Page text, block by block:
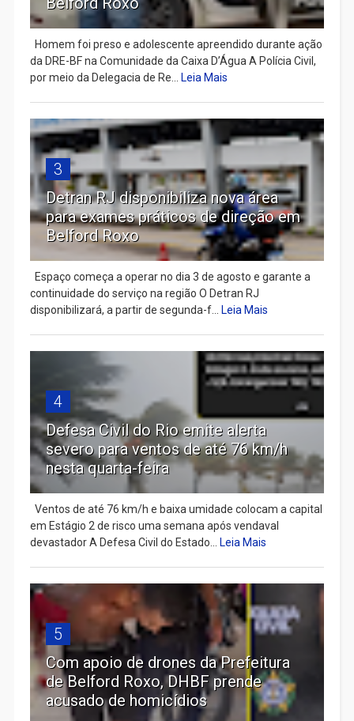
Homem foi preso e adolescente apreendido durante ação
da DRE-BF na Comunidade da Caixa D’Água A Polícia Civil,
por meio da Delegacia de Re... Leia Mais
3
Detran RJ disponibiliza nova área
para exames práticos de direção em
Belford Roxo
Espaço começa a operar no dia 3 de agosto e garante a
continuidade do serviço na região O Detran RJ
disponibilizará, a partir de segunda-f... Leia Mais
4
Defesa Civil do Rio emite alerta
severo para ventos de até 76 km/h
nesta quarta-feira
Ventos de até 76 km/h e baixa umidade colocam a capital
em Estágio 2 de risco uma semana após vendaval
devastador A Defesa Civil do Estado... Leia Mais
5
Com apoio de drones da Prefeitura
de Belford Roxo, DHBF prende
acusado de homicídios